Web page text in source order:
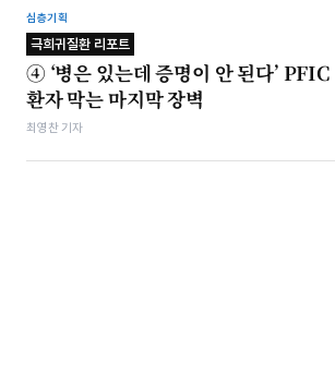
심층기획
극희귀질환 리포트
④ ‘병은 있는데 증명이 안 된다’ PFIC
환자 막는 마지막 장벽
최영찬 기자